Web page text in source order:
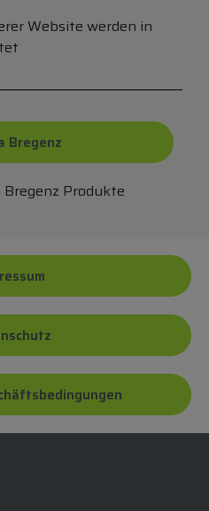
Website werden in
Bregenz
Produkte